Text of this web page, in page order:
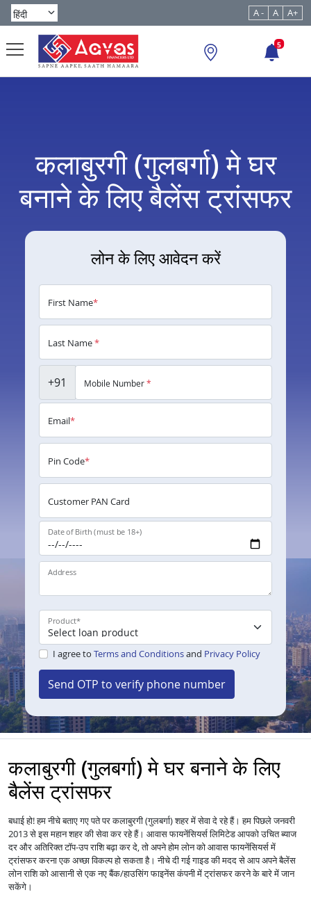
A - A A+
5
कलाबुरगी (गुलबर्गा) मे घर
बनाने के लिए बैलेंस ट्रांसफर
लोन के लिए आवेदन करें
First Name*
Last Name*
+91 Mobile Number*
Email*
Pin Code*
Customer PAN Card
Date of Birth (must be 18+)
Address
Product*
I agree to Terms and Conditionsand Privacy Policy
Send OTP to verify phone number
कलाबुरगी (गुलबर्गा) मे घर बनाने के लिए
बैलेंस ट्रांसफर
बधाई हो! हम नीचे बताए गए पते पर कलाबुरगी (गुलबर्गा) शहर में सेवा दे रहे हैं। हम पिछले जनवरी
2013 से इस महान शहर की सेवा कर रहे हैं। आवास फायनेंसियर्स लिमिटेड आपको उचित ब्याज
दर और अतिरिक्त टॉप-उप राशि बढ़ा कर दे, तो अपने होम लोन को आवास फायनेंसियर्स में
ट्रांसफर करना एक अच्छा विकल्प हो सकता है। नीचे दी गई गाइड की मदद से आप अपने बैलेंस
लोन राशि को आसानी से एक नए बैंक/हाउसिंग फाइनेंस कंपनी में ट्रांसफर करने के बारे में जान
सकेंगे।